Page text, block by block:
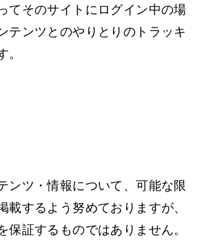
てそのサイトにログイン中の場
テンツとのやりとりのトラッキ
。
ンツ・情報について、可能な限
載するよう努めておりますが、
保証するものではありません。